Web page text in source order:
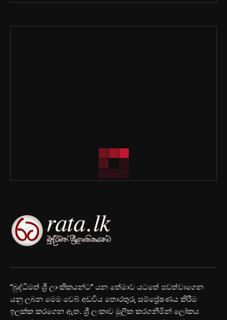
“බුද්ධිමත් ශ්‍රී ලාංකිකයන්ට” යන තේමාව යටතේ පවත්වාගෙන
යනු ලබන මෙම වෙබ් අඩවිය තොරතුරු සම්ප්‍රේෂණය කිරීම
ඉලක්ක කරගෙන ඇත. ශ්‍රී ලංකාව මූලික කරගනිමින් ලෝකය